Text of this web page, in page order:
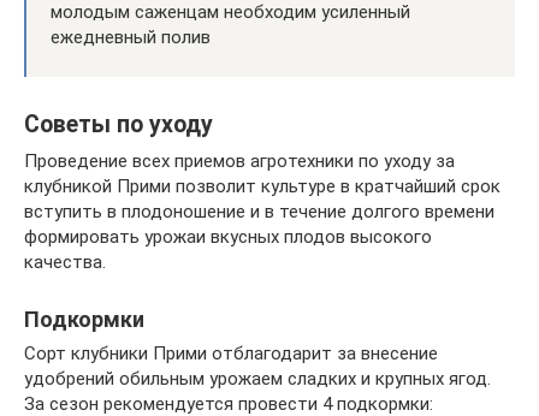
молодым саженцам необходим усиленный
ежедневный полив
Советы по уходу
Проведение всех приемов агротехники по уходу за
клубникой Прими позволит культуре в кратчайший срок
вступить в плодоношение и в течение долгого времени
формировать урожаи вкусных плодов высокого
качества.
Подкормки
Сорт клубники Прими отблагодарит за внесение
удобрений обильным урожаем сладких и крупных ягод.
За сезон рекомендуется провести 4 подкормки: